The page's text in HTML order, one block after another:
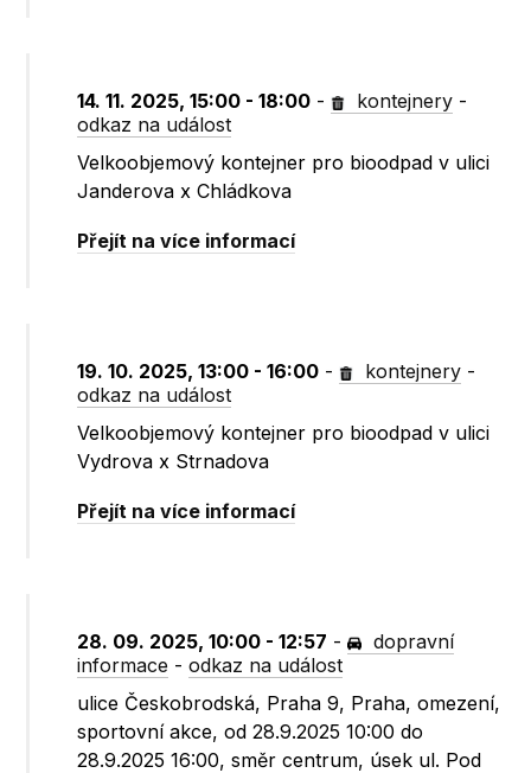
14. 11. 2025, 15:00 - 18:00 - kontejnery -
odkaz na událost
Velkoobjemový kontejner pro bioodpad v ulici
Janderova x Chládkova
Přejít na více informací
19. 10. 2025, 13:00 - 16:00 - kontejnery -
odkaz na událost
Velkoobjemový kontejner pro bioodpad v ulici
Vydrova x Strnadova
Přejít na více informací
28. 09. 2025, 10:00 - 12:57 -
dopravní
informace -odkaz na událost
ulice Českobrodská, Praha 9, Praha, omezení,
sportovní akce, od 28.9.2025 10:00 do
28.9.2025 16:00, směr centrum, úsek ul. Pod